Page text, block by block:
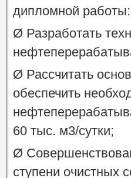
дипломной работы:
Ø Разработать
Ø Рассчитать
обеспечить
60 тыс. м3/сутки;
Ø
ступени